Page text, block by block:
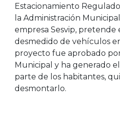
Estacionamiento
la Administración
empresa Sesvip,
desmedido de vehículos
proyecto fue aprobado
Municipal y ha generado
parte de los habitantes,
desmontarlo.